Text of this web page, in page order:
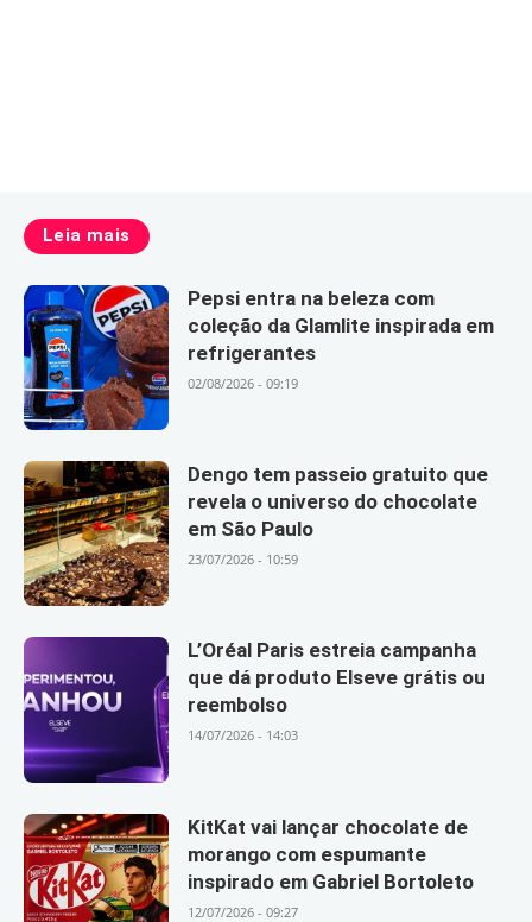
Leia mais
Pepsi entra na beleza com
coleção da Glamlite inspirada em
refrigerantes
02/08/2026 - 09:19
Dengo tem passeio gratuito que
revela o universo do chocolate
em São Paulo
23/07/2026 - 10:59
L’Oréal Paris estreia campanha
que dá produto Elseve grátis ou
reembolso
14/07/2026 - 14:03
KitKat vai lançar chocolate de
morango com espumante
inspirado em Gabriel Bortoleto
12/07/2026 - 09:27